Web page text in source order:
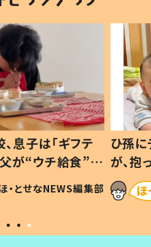
息子は「ギフテ
が“ウチ給食”を
とは #令和の親
・とせなNEWS編集部
ひ孫
が、
「涙が
い」